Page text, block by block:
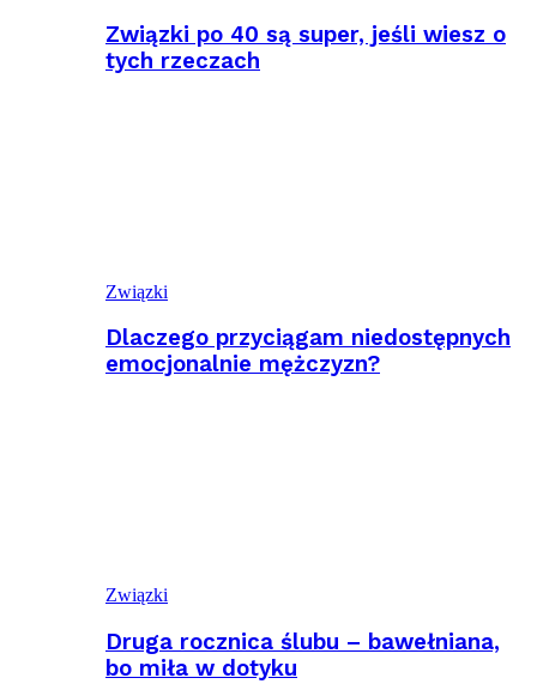
Związki po 40 są super, jeśli wiesz o
tych rzeczach
Związki
Dlaczego przyciągam niedostępnych
emocjonalnie mężczyzn?
Związki
Druga rocznica ślubu – bawełniana,
bo miła w dotyku